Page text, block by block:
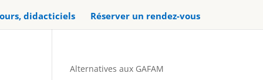
didacticiels Réserver un rendez-vous
Alternatives aux GAFAM